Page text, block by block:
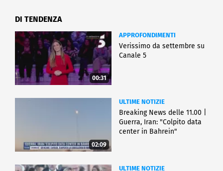
DI TENDENZA
00:31
APPROFONDIMENTI
Verissimo da settembre su
Canale 5
02:09
ULTIME NOTIZIE
Breaking News delle 11.00 |
Guerra, Iran: "Colpito data
center in Bahrein"
ULTIME NOTIZIE